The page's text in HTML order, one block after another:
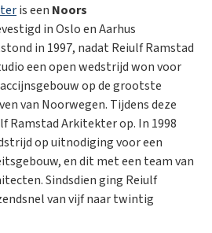
is een Noors
in Oslo en Aarhus
in 1997, nadat Reiulf Ramstad
een open wedstrijd won voor
op de grootste
van Noorwegen. Tijdens deze
Ramstad Arkitekter op. In 1998
op uitnodiging voor een
en dit met een team van
Sindsdien ging Reiulf
van vijf naar twintig